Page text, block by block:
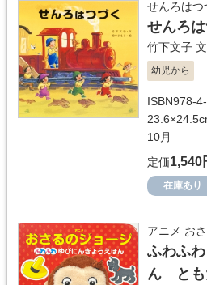
せんろはつ
せんろは
竹下文子
幼児から
ISBN978-
10月
定価1,540
在庫あり
アニメ お
ふわふ
ん とも